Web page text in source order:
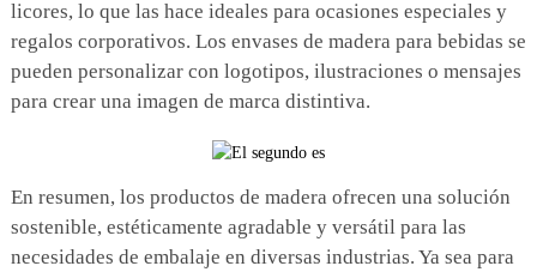
licores, lo que las hace ideales para ocasiones especiales y
regalos corporativos. Los envases de madera para bebidas se
pueden personalizar con logotipos, ilustraciones o mensajes
para crear una imagen de marca distintiva.
En resumen, los productos de madera ofrecen una solución
sostenible, estéticamente agradable y versátil para las
necesidades de embalaje en diversas industrias. Ya sea para